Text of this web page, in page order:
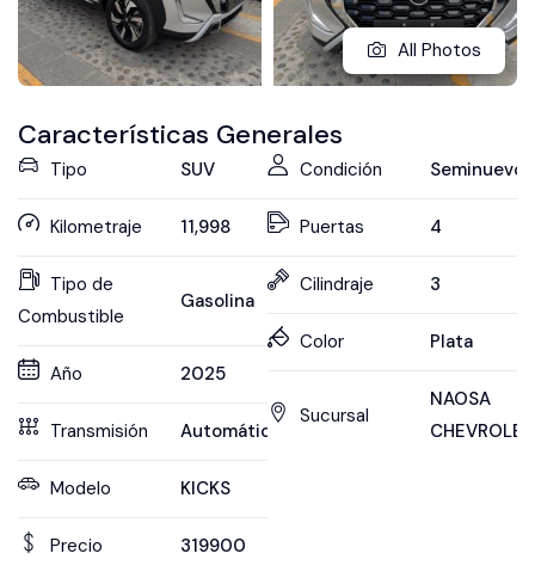
All Photos
Características Generales
Tipo SUV
Kilometraje 11,998
Tipo de
Combustible
Gasolina
Año 2025
Transmisión Automática
Modelo KICKS
Precio 319900
Condición Seminuevo
Puertas 4
Cilindraje 3
Color Plata
Sucursal
NAOSA
CHEVROLET